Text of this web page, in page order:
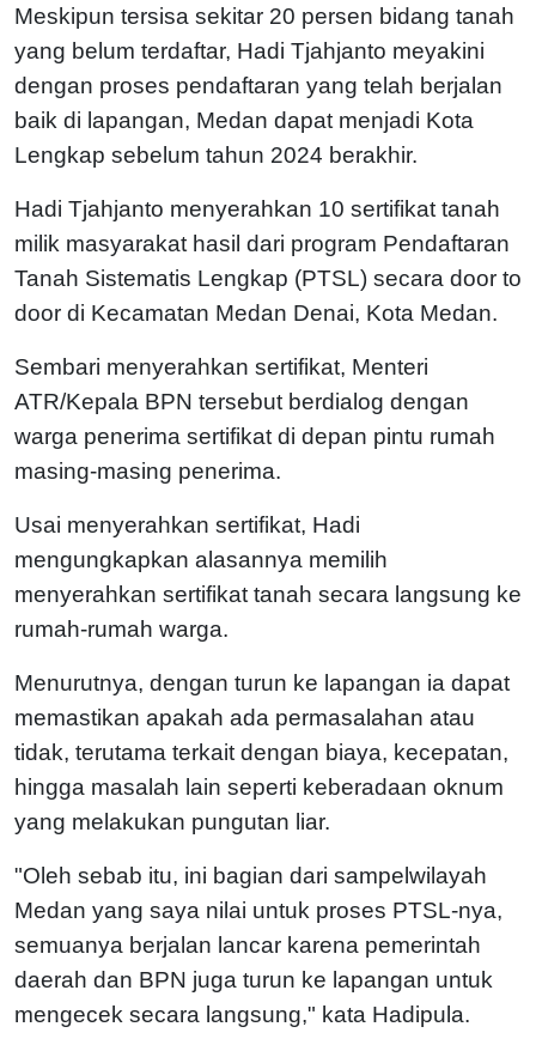
Meskipun tersisa sekitar 20 persen bidang tanah
yang belum terdaftar, Hadi Tjahjanto meyakini
dengan proses pendaftaran yang telah berjalan
baik di lapangan, Medan dapat menjadi Kota
Lengkap sebelum tahun 2024 berakhir.
Hadi Tjahjanto menyerahkan 10 sertifikat tanah
milik masyarakat hasil dari program Pendaftaran
Tanah Sistematis Lengkap (PTSL) secara door to
door di Kecamatan Medan Denai, Kota Medan.
Sembari menyerahkan sertifikat, Menteri
ATR/Kepala BPN tersebut berdialog dengan
warga penerima sertifikat di depan pintu rumah
masing-masing penerima.
Usai menyerahkan sertifikat, Hadi
mengungkapkan alasannya memilih
menyerahkan sertifikat tanah secara langsung ke
rumah-rumah warga.
Menurutnya, dengan turun ke lapangan ia dapat
memastikan apakah ada permasalahan atau
tidak, terutama terkait dengan biaya, kecepatan,
hingga masalah lain seperti keberadaan oknum
yang melakukan pungutan liar.
"Oleh sebab itu, ini bagian dari sampelwilayah
Medan yang saya nilai untuk proses PTSL-nya,
semuanya berjalan lancar karena pemerintah
daerah dan BPN juga turun ke lapangan untuk
mengecek secara langsung," kata Hadipula.